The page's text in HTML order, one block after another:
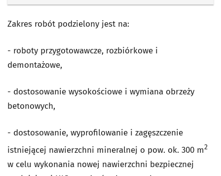
Zakres robót podzielony jest na:
- roboty przygotowawcze, rozbiórkowe i
demontażowe,
- dostosowanie wysokościowe i wymiana obrzeży
betonowych,
- dostosowanie, wyprofilowanie i zagęszczenie
istniejącej nawierzchni mineralnej o pow. ok. 300 m2
w celu wykonania nowej nawierzchni bezpiecznej